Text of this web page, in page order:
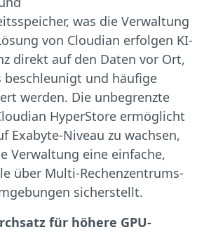
was die Verwaltung
von Cloudian erfolgen KI-
direkt auf den Daten vor Ort,
und häufige
werden. Die unbegrenzte
HyperStore ermöglicht
Exabyte-Niveau zu wachsen,
Verwaltung eine einfache,
über Multi-Rechenzentrums-
sicherstellt.
für höhere GPU-